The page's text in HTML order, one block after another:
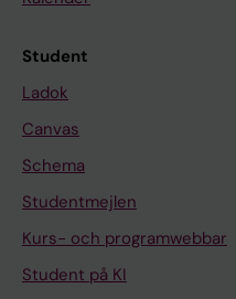
Student
Ladok
Canvas
Schema
Studentmejlen
Kurs- och programwebbar
Student på KI